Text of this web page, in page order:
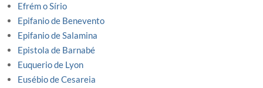
Efrém o Sírio
Epifanio de Benevento
Epifanio de Salamina
Epistola de Barnabé
Euquerio de Lyon
Eusébio de Cesareia